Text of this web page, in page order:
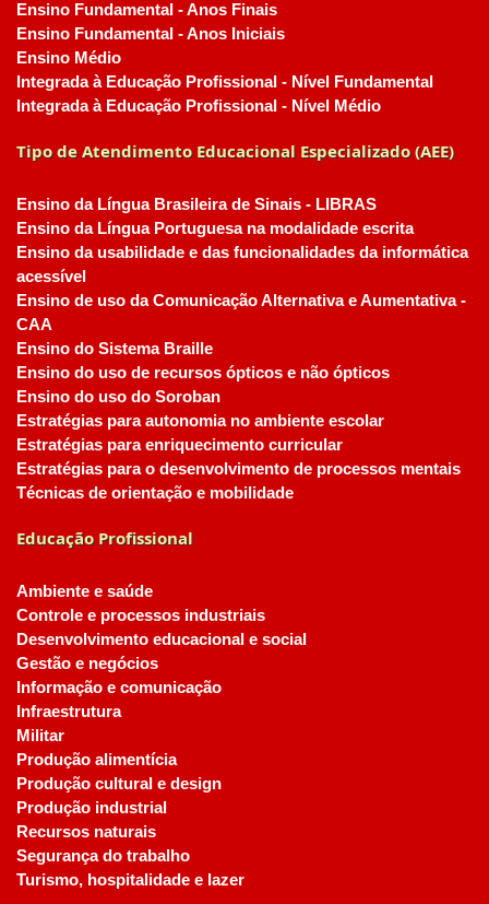
Ensino Fundamental - Anos Finais
Ensino Fundamental - Anos Iniciais
Ensino Médio
Integrada à Educação Profissional - Nível Fundamental
Integrada à Educação Profissional - Nível Médio
Tipo de Atendimento Educacional Especializado (AEE)
Ensino da Língua Brasileira de Sinais - LIBRAS
Ensino da Língua Portuguesa na modalidade escrita
Ensino da usabilidade e das funcionalidades da informática
acessível
Ensino de uso da Comunicação Alternativa e Aumentativa -
CAA
Ensino do Sistema Braille
Ensino do uso de recursos ópticos e não ópticos
Ensino do uso do Soroban
Estratégias para autonomia no ambiente escolar
Estratégias para enriquecimento curricular
Estratégias para o desenvolvimento de processos mentais
Técnicas de orientação e mobilidade
Educação Profissional
Ambiente e saúde
Controle e processos industriais
Desenvolvimento educacional e social
Gestão e negócios
Informação e comunicação
Infraestrutura
Militar
Produção alimentícia
Produção cultural e design
Produção industrial
Recursos naturais
Segurança do trabalho
Turismo, hospitalidade e lazer